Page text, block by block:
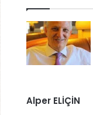
Alper ELİÇİN